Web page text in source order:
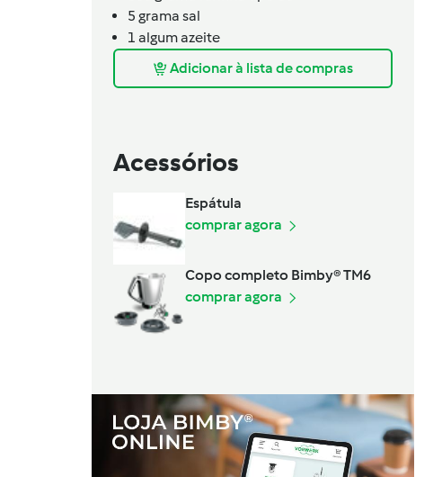
5 grama sal
1 algumazeite
Adicionar à lista de compras
Acessórios
Espátula
comprar agora
Copo completo Bimby® TM6
comprar agora